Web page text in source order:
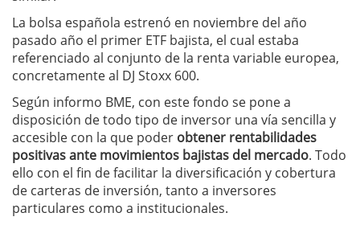
La bolsa española estrenó en noviembre del año
pasado año el primer ETF bajista, el cual estaba
referenciado al conjunto de la renta variable europea,
concretamente al DJ Stoxx 600.
Según informo BME, con este fondo se pone a
disposición de todo tipo de inversor una vía sencilla y
accesible con la que poder obtener rentabilidades
positivas ante movimientos bajistas del mercado. Todo
ello con el fin de facilitar la diversificación y cobertura
de carteras de inversión, tanto a inversores
particulares como a institucionales.